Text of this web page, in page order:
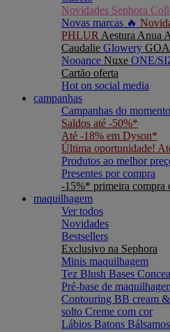
Novidades Sephora
Novas marcas 🔥
PHLUR Aestura Anua
Caudalie Glowery
Nooance Nuxe ONE/
Cartão oferta
Hot on social media
campanhas
Campanhas do momento
Saldos até -50%*
Até -18% em Dyson*
Última oportunidade!
Produtos ao melhor
Presentes por compra
-15%* primeira
maquilhagem
Ver todos
Novidades
Bestsellers
Exclusivo na Sephora
Minis maquilhagem
Tez Blush Bases
Pré-base de
Contouring BB cream
solto Creme com cor
Lábios Batons Bálsamos